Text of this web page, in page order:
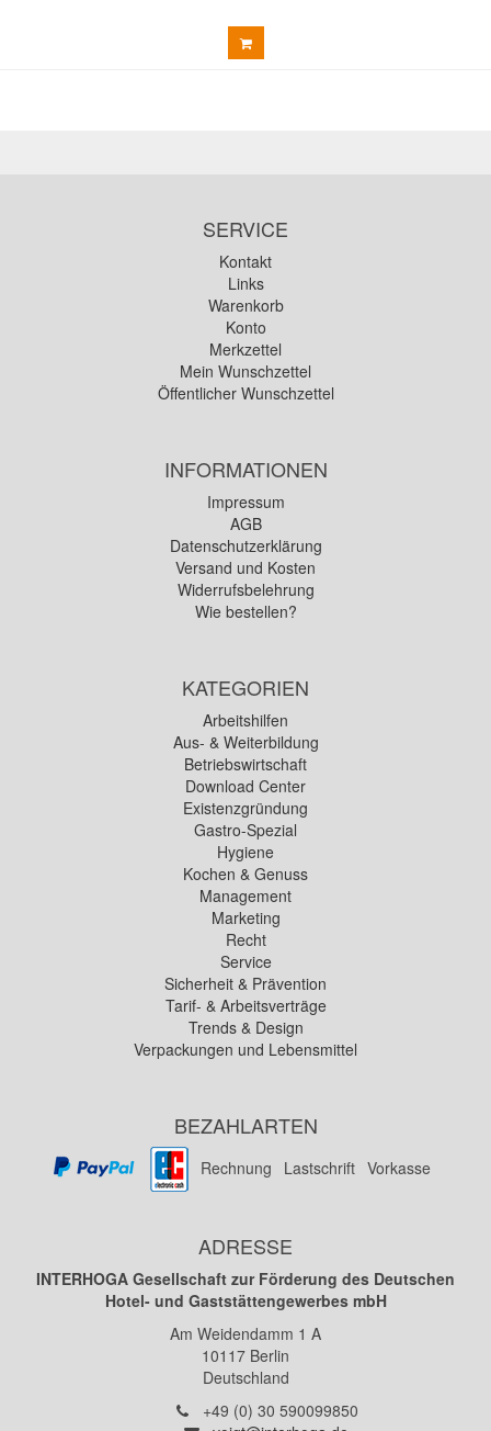
SERVICE
Kontakt
Links
Warenkorb
Konto
Merkzettel
Mein Wunschzettel
Öffentlicher Wunschzettel
INFORMATIONEN
Impressum
AGB
Datenschutzerklärung
Versand und Kosten
Widerrufsbelehrung
Wie bestellen?
KATEGORIEN
Arbeitshilfen
Aus- & Weiterbildung
Betriebswirtschaft
Download Center
Existenzgründung
Gastro-Spezial
Hygiene
Kochen & Genuss
Management
Marketing
Recht
Service
Sicherheit & Prävention
Tarif- & Arbeitsverträge
Trends & Design
Verpackungen und Lebensmittel
BEZAHLARTEN
Rechnung Lastschrift Vorkasse
ADRESSE
INTERHOGA Gesellschaft zur Förderung des Deutschen
Hotel- und Gaststättengewerbes mbH
Am Weidendamm 1 A
10117 Berlin
Deutschland
Telefon:
+49 (0) 30 590099850